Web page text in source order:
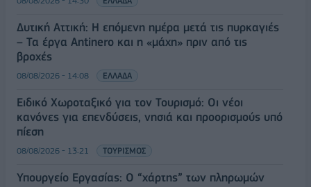
Δυτική Αττική: Η επόμενη ημέρα μετά τις πυρκαγιές
– Τα έργα Antinero και η «μάχη» πριν από τις
βροχές
08/08/2026 - 14:08 ΕΛΛΑΔΑ
Ειδικό Χωροταξικό για τον Τουρισμό: Οι νέοι
κανόνες για επενδύσεις, νησιά και προορισμούς υπό
πίεση
08/08/2026 - 13:21 ΤΟΥΡΙΣΜΟΣ
Υπουργείο Εργασίας: Ο “χάρτης” των πληρωμών